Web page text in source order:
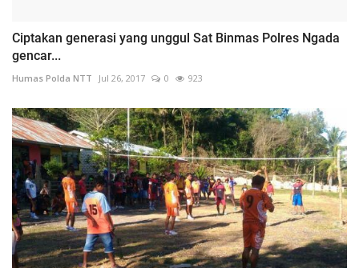
Ciptakan generasi yang unggul Sat Binmas Polres Ngada
gencar...
Humas Polda NTT Jul 26, 2017 0 923